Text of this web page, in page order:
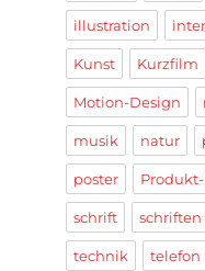
illustration
Kunst Kurzfilm
Motion-Design
musik natur
poster
schrift schriften
technik telefon